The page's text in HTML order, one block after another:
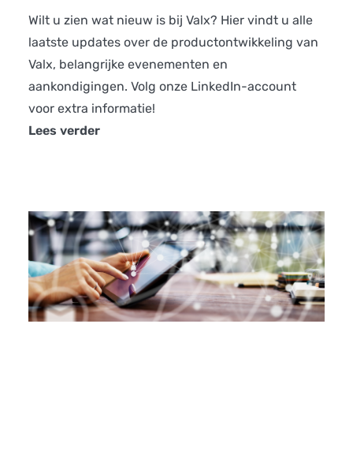
Wilt u zien wat nieuw is bij Valx? Hier vindt u alle
laatste updates over de productontwikkeling van
Valx, belangrijke evenementen en
aankondigingen. Volg onze LinkedIn-account
voor extra informatie!
Lees verder